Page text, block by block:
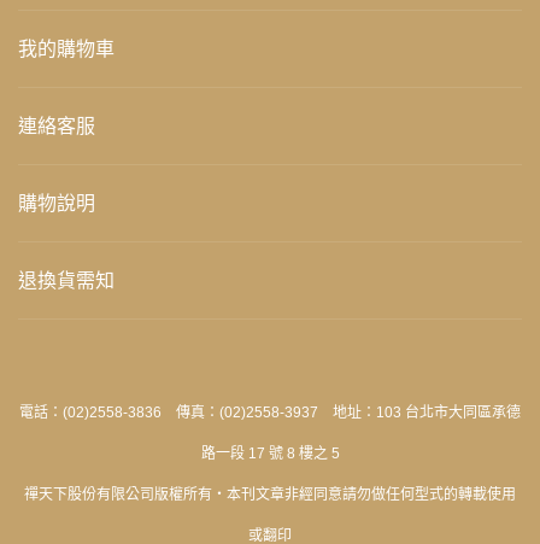
我的購物車
連絡客服
購物說明
退換貨需知
電話：(02)2558-3836 傳真：(02)2558-3937 地址：103 台北市大同區承德
路一段 17 號 8 樓之 5
禪天下股份有限公司版權所有‧本刊文章非經同意請勿做任何型式的轉載使用
或翻印